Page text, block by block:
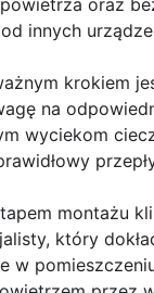
oraz
innych
krokiem
na
wyciekom
montażu
który
w